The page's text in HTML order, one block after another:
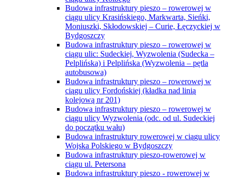
Budowa infrastruktury pieszo – rowerowej w
ciągu ulicy Krasińskiego, Markwarta, Sieńki,
Moniuszki, Skłodowskiej – Curie, Łęczyckiej w
Bydgoszczy
Budowa infrastruktury pieszo – rowerowej w
ciągu ulic: Sudeckiej, Wyzwolenia (Sudecka –
Pelplińska) i Pelplińska (Wyzwolenia – pętla
autobusowa)
Budowa infrastruktury pieszo – rowerowej w
ciągu ulicy Fordońskiej (kładka nad linią
kolejową nr 201)
Budowa infrastruktury pieszo – rowerowej w
ciągu ulicy Wyzwolenia (odc. od ul. Sudeckiej
do początku wału)
Budowa infrastruktury rowerowej w ciągu ulicy
Wojska Polskiego w Bydgoszczy
Budowa infrastruktury pieszo-rowerowej w
ciągu ul. Petersona
Budowa infrastruktury pieszo - rowerowej w